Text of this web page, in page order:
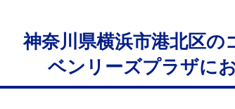
神奈川県横浜市港北区の
ベンリーズプラザに